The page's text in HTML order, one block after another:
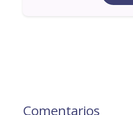
Comentarios